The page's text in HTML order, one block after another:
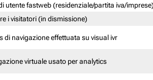
utente fastweb (residenziale/partita iva/
i visitatori (in dismissione)
di navigazione effettuata su visual ivr
virtuale usato per analytics